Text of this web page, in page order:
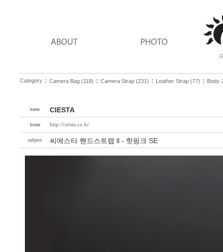
Category ： Camera Bag (118) ： Camera Strap (231) ： Leather Strap (77) ： Body
name CIESTA
home http://ciesta.co.kr
subject 씨에스타 핸드스트랩 ll - 핫핑크 SE